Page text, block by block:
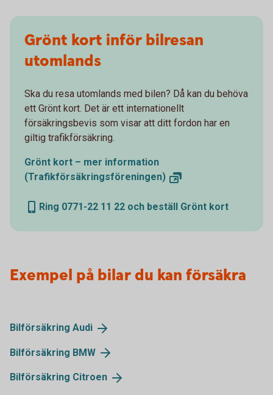
Grönt kort inför bilresan
utomlands
Ska du resa utomlands med bilen? Då kan du behöva
ett Grönt kort. Det är ett internationellt
försäkringsbevis som visar att ditt fordon har en
giltig trafikförsäkring.
Grönt kort – mer information
(Trafikförsäkringsföreningen)
Ring 0771-22 11 22 och beställ Grönt kort
Exempel på bilar du kan försäkra
Bilförsäkring Audi
Bilförsäkring BMW
Bilförsäkring Citroen